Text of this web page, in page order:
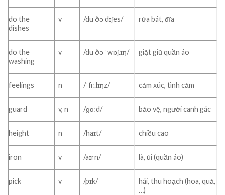
do the
dishes
v /du ðə dɪʃes/ rửa bát, đĩa
do the
washing
v /du ðə ˈwɒʃ.ɪŋ/ giặt giũ quần áo
feelings n /ˈfiː.lɪŋz/ cảm xúc, tình cảm
guard v, n /ɡɑːd/ bảo vệ, người canh gác
height n /haɪt/ chiều cao
iron v /aɪrn/ là, ủi (quần áo)
pick v /pɪk/
hái, thu hoạch (hoa, quả,
…)